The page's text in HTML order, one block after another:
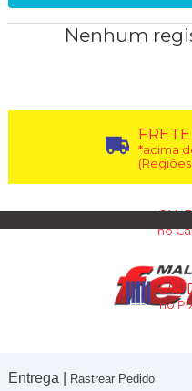
Nenhum
*acima
6X
no
5%
no
Entrega | Rastrear Pedido